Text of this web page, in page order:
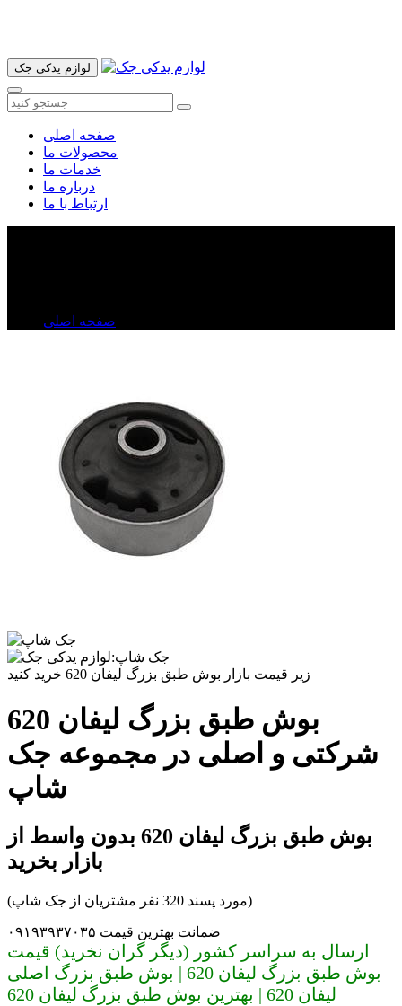
لوازم یدکی جک
صفحه اصلی
محصولات ما
خدمات ما
درباره ما
ارتباط با ما
صفحه اصلی
زیر قیمت بازار بوش طبق بزرگ لیفان 620 خرید کنید
بوش طبق بزرگ لیفان 620
شرکتی و اصلی در مجموعه جک
شاپ
بوش طبق بزرگ لیفان 620 بدون واسط از
بازار بخرید
(مورد پسند 320 نفر مشتریان از جک شاپ)
ضمانت بهترین قیمت ۰۹۱۹۳۹۳۷۰۳۵
ارسال به سراسر کشور (دیگر گران نخرید) قیمت
بوش طبق بزرگ لیفان 620 | بوش طبق بزرگ اصلی
لیفان 620 | بهترین بوش طبق بزرگ لیفان 620